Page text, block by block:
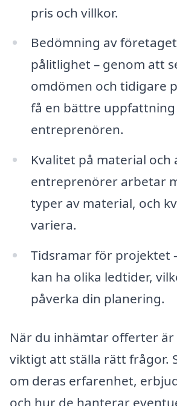
pris och villkor.
Bedömning av
pålitlighet – genom att
omdömen och tidigare
få en bättre
entreprenören.
Kvalitet på material och
entreprenörer arbetar
typer av material, och
variera.
Tidsramar för projektet
kan ha olika ledtider,
påverka din planering.
När du inhämtar offerter är
viktigt att ställa rätt frågor.
om deras erfarenhet,
och hur de hanterar